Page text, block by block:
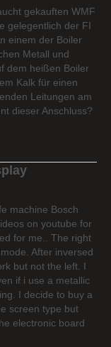
gekauften WMF
gelegentlich der FI
einem der Boiler
Metall und
dem heißen Boiler
Kalk für einen
Leitungen am
dieser Anschluss?
machine Bosch
on youtube for
for me.. The right
After inversed
but not the left. I
if i use a metallic
I decide to buy a
screen type but
electronic board